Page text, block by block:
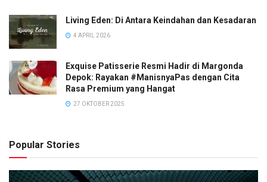
Living Eden: Di Antara Keindahan dan Kesadaran
4 APRIL 2026
Exquise Patisserie Resmi Hadir di Margonda
Depok: Rayakan #ManisnyaPas dengan Cita
Rasa Premium yang Hangat
27 OKTOBER 2025
Popular Stories